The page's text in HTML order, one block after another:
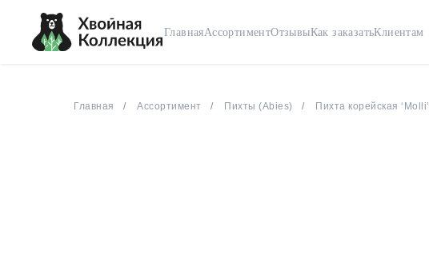
ГлавнаяАссортиментОтзывыКак заказатьКлиентам
Главная Ассортимент Пихты (Abies) Пихта корейская ‘Molli’